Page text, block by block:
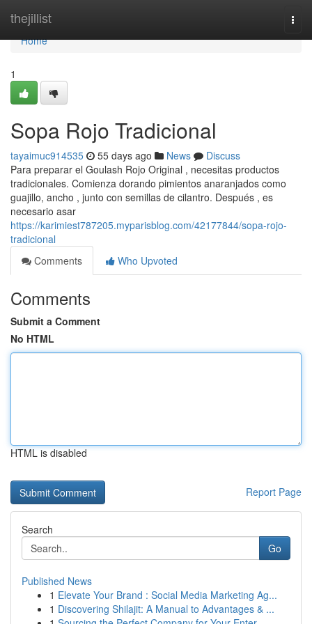
thejillist
Home
Home
1
Sopa Rojo Tradicional
tayaimuc914535 55 days ago News
Discuss
Para preparar el Goulash Rojo Original , necesitas productos
tradicionales. Comienza dorando pimientos anaranjados como
guajillo, ancho , junto con semillas de cilantro. Después , es
necesario asar
https://karimiest787205.myparisblog.com/42177844/sopa-rojo-
tradicional
Comments
Who Upvoted
Comments
Submit a Comment
No HTML
HTML is disabled
Report Page
Search
Go
Published News
1 Elevate Your Brand : Social Media Marketing Ag...
1 Discovering Shilajit: A Manual to Advantages & ...